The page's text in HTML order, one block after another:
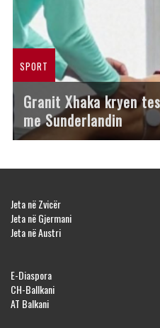
SPORT
Granit Xhaka kryen
me Sunderlandin
Jeta në Zvicër
Jeta në Gjermani
Jeta në Austri
E-Diaspora
CH-Ballkani
AT Balkani